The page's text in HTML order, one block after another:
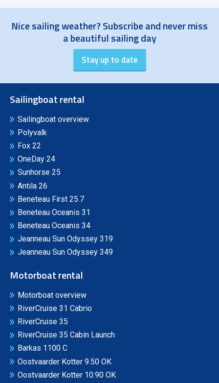
Nice sailing weather? Subscribe and never miss
a beautiful sailing day
Sailingboat rental
Sailingboat overview
Polyvalk
Fox 22
OneDay 24
Sunhorse 25
Antila 26
Beneteau First 25.7
Beneteau Oceanis 31
Beneteau Oceanis 34
Jeanneau Sun Odyssey 319
Jeanneau Sun Odyssey 349
Motorboat rental
Motorboat overview
RiverCruise 31 Cabrio
RiverCruise 35
RiverCruise 35 Cabin Launch
Barkas 1100 C
Oostvaarder Kotter 9.50 OK
Oostvaarder Kotter 10.90 OK